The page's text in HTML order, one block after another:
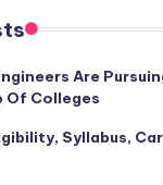
Are
Of Colleges
Syllabus,